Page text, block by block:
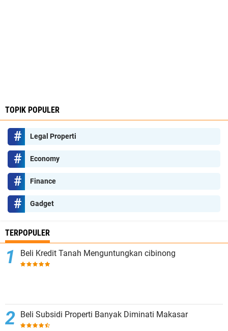
TOPIK POPULER
Legal Properti
Economy
Finance
Gadget
TERPOPULER
Beli Kredit Tanah Menguntungkan cibinong
Beli Subsidi Properti Banyak Diminati Makasar